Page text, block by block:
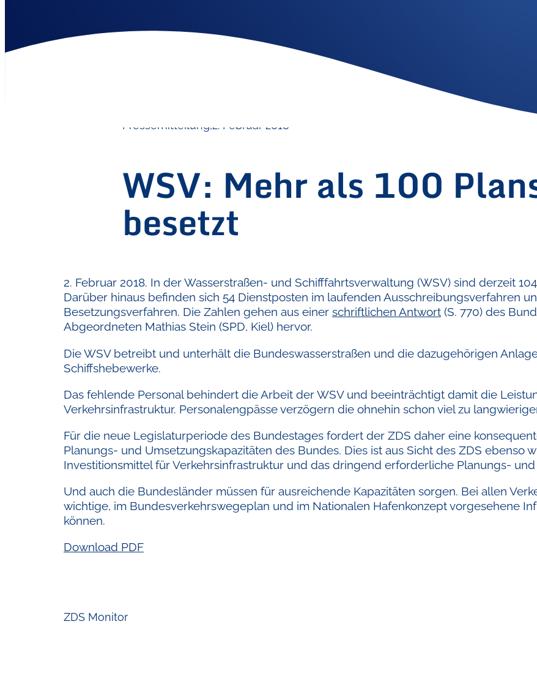
Pressemitteilung,2. Februar 2018
WSV: Mehr als 100
besetzt
2. Februar 2018. In der Wasserstraßen- und Schifffahrtsverwaltung (WSV) sind derzeit
Darüber hinaus befinden sich 54 Dienstposten im laufenden Ausschreibungsverfahren
Besetzungsverfahren. Die Zahlen gehen aus einer schriftlichen Antwort (S. 770) des
Abgeordneten Mathias Stein (SPD, Kiel) hervor.
Die WSV betreibt und unterhält die Bundeswasserstraßen und die dazugehörigen
Schiffshebewerke.
Das fehlende Personal behindert die Arbeit der WSV und beeinträchtigt damit die
Verkehrsinfrastruktur. Personalengpässe verzögern die ohnehin schon viel zu
Für die neue Legislaturperiode des Bundestages fordert der ZDS daher eine
Planungs- und Umsetzungskapazitäten des Bundes. Dies ist aus Sicht des ZDS ebenso
Investitionsmittel für Verkehrsinfrastruktur und das dringend erforderliche Planungs-
Und auch die Bundesländer müssen für ausreichende Kapazitäten sorgen. Bei allen
wichtige, im Bundesverkehrswegeplan und im Nationalen Hafenkonzept vorgesehene
können.
Download PDF
ZDS Monitor